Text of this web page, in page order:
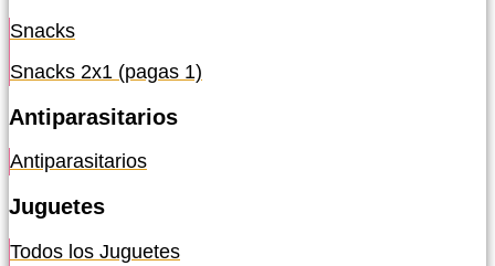
Snacks
Snacks 2x1 (pagas 1)
Antiparasitarios
Antiparasitarios
Juguetes
Todos los Juguetes